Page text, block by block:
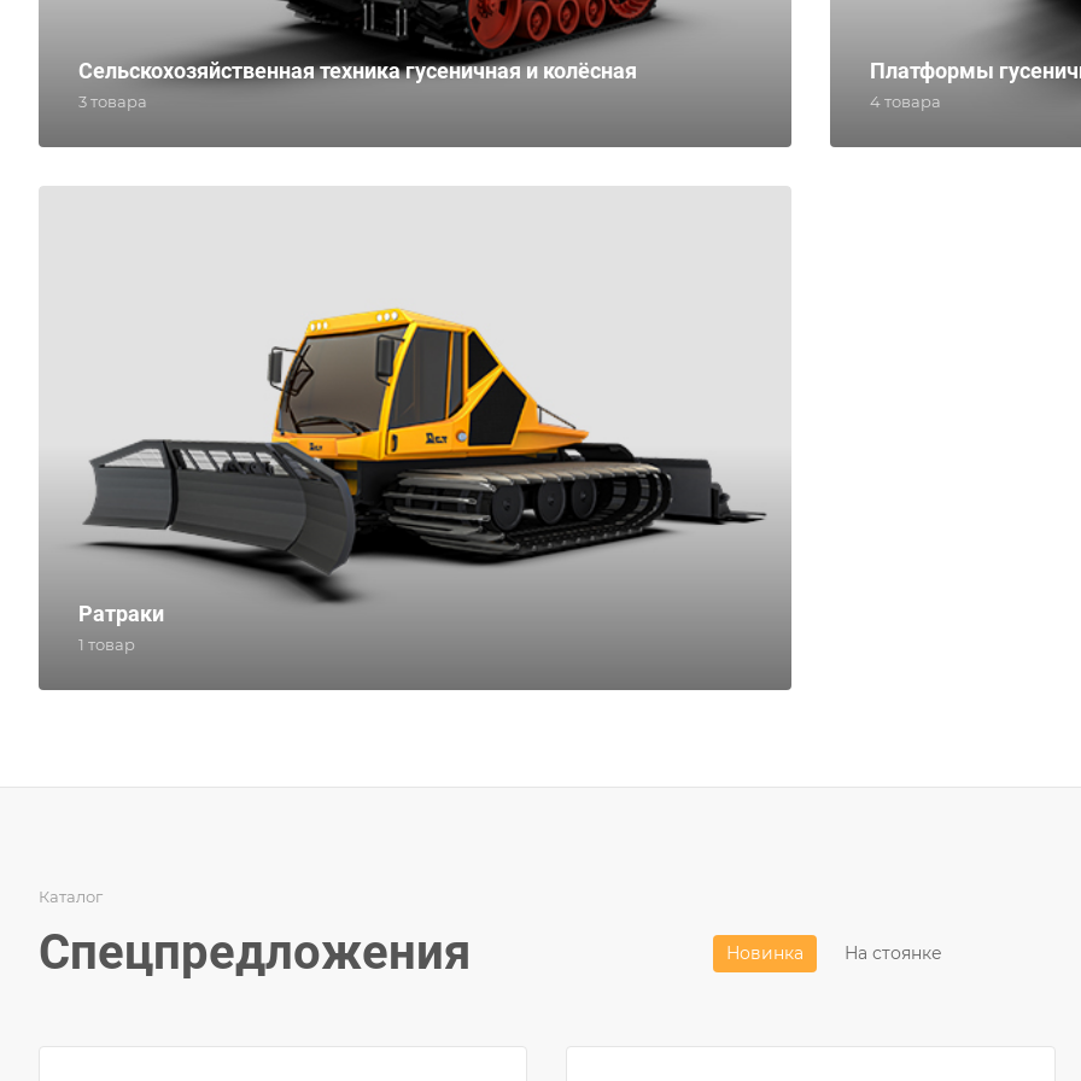
Сельскохозяйственная техника гусеничная и колёсная
3 товара
Платформы
4 товара
Ратраки
1 товар
Каталог
Спецпредложения Новинка На стоянке